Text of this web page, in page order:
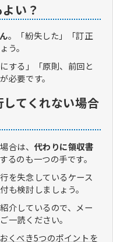
い？
。「紛失した」「訂正
う。
する」「原則、前回と
必要です。
てくれない場合
合は、代わりに領収書
するのも一つの手です。
を失念しているケース
も検討しましょう。
介しているので、メー
一読ください。
くべき5つのポイントを